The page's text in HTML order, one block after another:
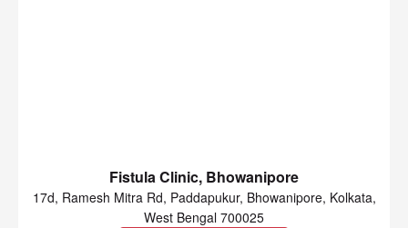
Fistula Clinic, Bhowanipore
17d, Ramesh Mitra Rd, Paddapukur, Bhowanipore, Kolkata,
West Bengal 700025